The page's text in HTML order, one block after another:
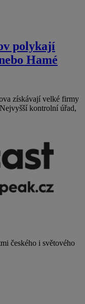
polykají
Hamé
získávají velké firmy
kontrolní úřad,
českého i světového